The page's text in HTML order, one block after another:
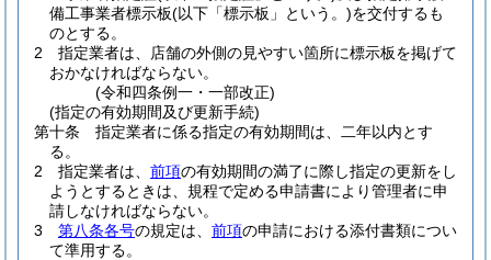
備工事業者標示板(以下「標示板」という。)を交付するも
のとする。
2
指定業者は、店舗の外側の見やすい箇所に標示板を掲げて
おかなければならない。
(令和四条例一・一部改正)
(指定の有効期間及び更新手続)
第十条
指定業者に係る指定の有効期間は、二年以内とす
る。
2
指定業者は、 前項の有効期間の満了に際し指定の更新をし
ようとするときは、規程で定める申請書により管理者に申
請しなければならない。
3
第八条各号の規定は、 前項の申請における添付書類につい
て準用する。